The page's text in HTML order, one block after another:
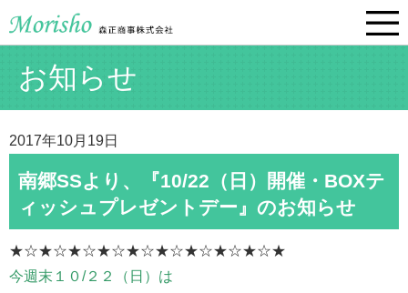
お知らせ
2017年10月19日
南郷SSより、『10/22（日）開催・BOXテ
ィッシュプレゼントデー』のお知らせ
★☆★☆★☆★☆★☆★☆★☆★☆★☆★
今週末１０/２２（日）は